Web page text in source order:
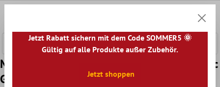
Muster von Glas Schwimmbad Mosaik Baltic
Grün 38x38mm
Jetzt Rabatt sichern mit dem Code SOMMER5 🌞
Gültig auf alle Produkte außer Zubehör.
Jetzt shoppen